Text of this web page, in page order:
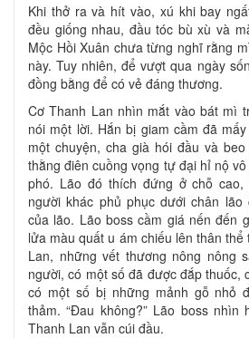
Khi thở ra và hít vào, xú khi bay
đều giống nhau, đầu tóc bù xù và
Mộc Hồi Xuân chưa từng nghĩ rằng
này. Tuy nhiên, để vượt qua ngày
đồng bằng để có vẻ đáng thương.
Cơ Thanh Lan nhìn mắt vào bát mì
nói một lời. Hắn bị giam cầm đã
một chuyện, cha già hói đầu và
thằng điên cuồng vọng tự đại hỉ nộ
phó. Lão đó thích đứng ở chỗ
người khác phủ phục dưới chân
của lão. Lão boss cầm giá nến đến
lửa màu quất u ám chiếu lên thân
Lan, những vết thương nông nông
người, có một số đã được đắp thuốc,
có một số bị những mảnh gỗ nhỏ
thảm. “Đau không?” Lão boss nhìn
Thanh Lan vẫn cúi đầu.